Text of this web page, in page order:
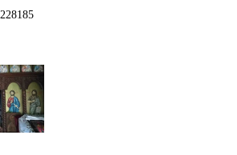
228185